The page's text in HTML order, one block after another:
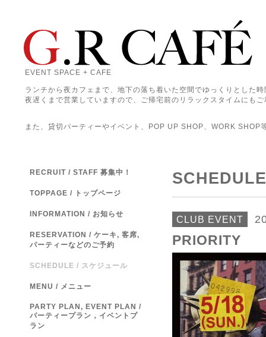
EVENT SPACE + CAFE
ランチから夜カフェまで、地下の落ち着いた空間でゆっくりとした
夜遅くまで営業していますので、ご帰宅前のリラックスタイムにも
また、貸切パーティーやイベント、POP UP SHOP、WORK SHOP
CLUB EVENT
PRIORITY
RECRUIT / STAFF 募集中！
TOPPAGE / トップページ
INFORMATION / お知らせ
RESERVATION / ケーキ, 客席,
パーティーなどのご予約
SCHEDULE / スケジュール
MENU / メニュー
PARTY PLAN, EVENT PLAN /
パーティープラン，イベントプ
ラン